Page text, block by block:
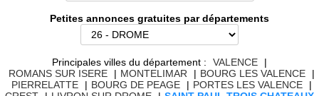
Petites annonces gratuites par départements
Principales villes du département : VALENCE
|
ROMANS SUR ISERE
| MONTELIMAR | BOURG LES VALENCE
|
PIERRELATTE
| BOURG DE PEAGE | PORTES LES VALENCE
|